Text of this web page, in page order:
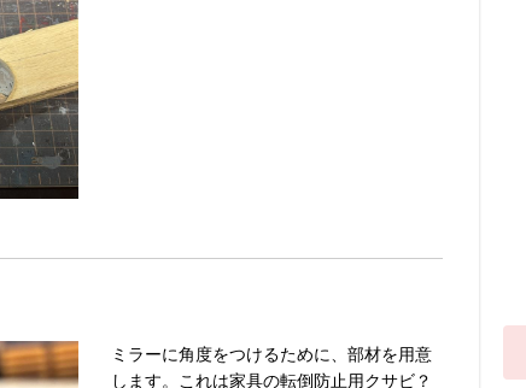
ミラーに角度をつけるために、部材を用意
します。これは家具の転倒防止用クサビ？